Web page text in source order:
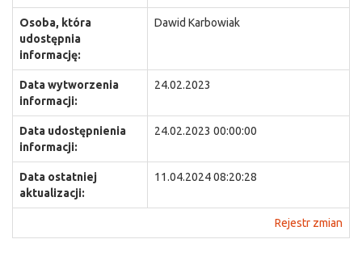
Osoba, która
udostępnia
informację:
Dawid Karbowiak
Data wytworzenia
informacji:
24.02.2023
Data udostępnienia
informacji:
24.02.2023 00:00:00
Data ostatniej
aktualizacji:
11.04.2024 08:20:28
Rejestr zmian